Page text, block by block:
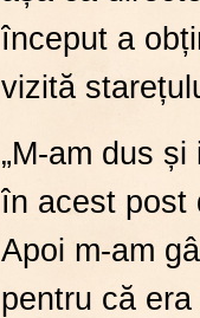
început a
vizită
„M-am dus
în acest post
Apoi m-am
pentru că